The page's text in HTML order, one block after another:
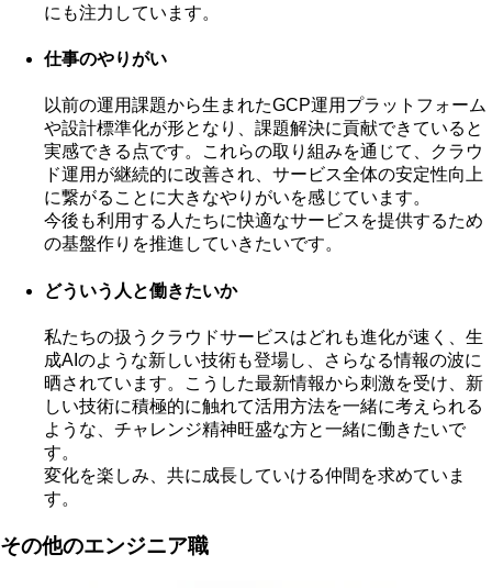
にも注力しています。
仕事のやりがい
以前の運用課題から生まれたGCP運用プラットフォーム
や設計標準化が形となり、課題解決に貢献できていると
実感できる点です。これらの取り組みを通じて、クラウ
ド運用が継続的に改善され、サービス全体の安定性向上
に繋がることに大きなやりがいを感じています。
今後も利用する人たちに快適なサービスを提供するため
の基盤作りを推進していきたいです。
どういう人と働きたいか
私たちの扱うクラウドサービスはどれも進化が速く、生
成AIのような新しい技術も登場し、さらなる情報の波に
晒されています。こうした最新情報から刺激を受け、新
しい技術に積極的に触れて活用方法を一緒に考えられる
ような、チャレンジ精神旺盛な方と一緒に働きたいで
す。
変化を楽しみ、共に成長していける仲間を求めていま
す。
その他のエンジニア職